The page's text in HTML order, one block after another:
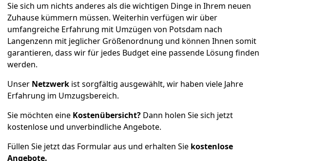
Sie sich um nichts anderes als die wichtigen Dinge in Ihrem neuen
Zuhause kümmern müssen. Weiterhin verfügen wir über
umfangreiche Erfahrung mit Umzügen von Potsdam nach
Langenzenn mit jeglicher Größenordnung und können Ihnen somit
garantieren, dass wir für jedes Budget eine passende Lösung finden
werden.
Unser Netzwerk ist sorgfältig ausgewählt, wir haben viele Jahre
Erfahrung im Umzugsbereich.
Sie möchten eine Kostenübersicht? Dann holen Sie sich jetzt
kostenlose und unverbindliche Angebote.
Füllen Sie jetzt das Formular aus und erhalten Sie kostenlose
Angebote.